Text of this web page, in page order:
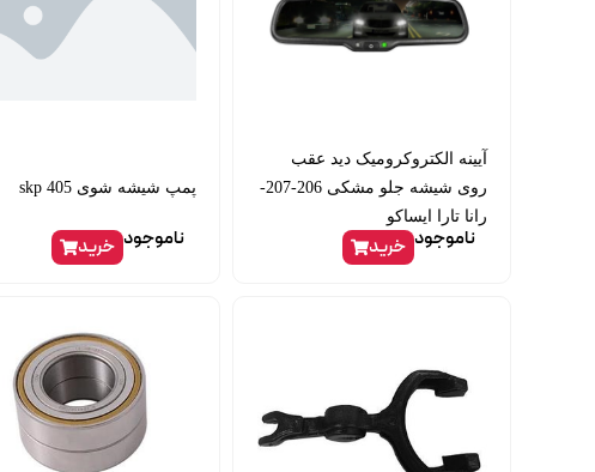
آیینه الکتروکرومیک دید عقب
روی شیشه جلو مشکی 206-207-
رانا تارا ایساکو
ناموجود خرید
پمپ شیشه شوی 405 skp
ناموجود خرید